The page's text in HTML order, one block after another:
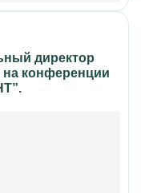
директор
на конференции